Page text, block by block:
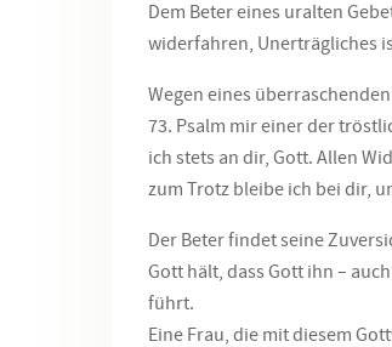
Dem Beter eines uralten
widerfahren, Unerträgliches
Wegen eines
73. Psalm mir einer der
ich stets an dir, Gott. Allen
zum Trotz bleibe ich bei dir,
Der Beter findet seine
Gott hält, dass Gott ihn –
führt.
Eine Frau, die mit diesem